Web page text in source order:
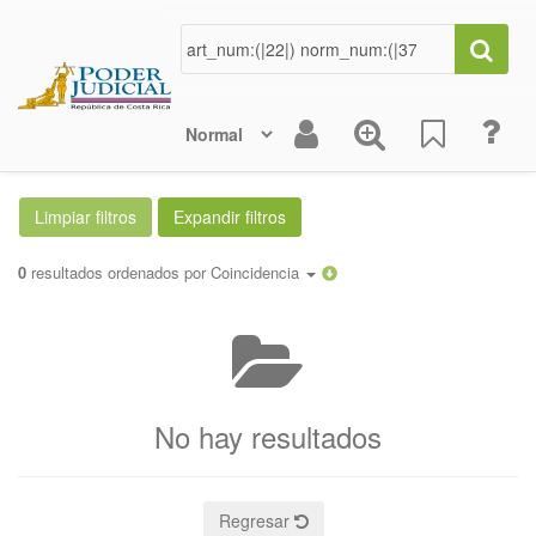
0 resultados ordenados por Coincidencia
No hay resultados
Regresar